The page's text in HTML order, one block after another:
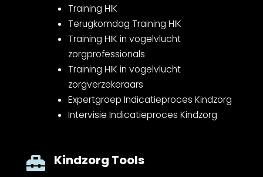
Training HIK
Terugkomdag Training HIK
Training HIK in vogelvlucht
zorgprofessionals
Training HIK in vogelvlucht
zorgverzekeraars
Expertgroep Indicatieproces Kindzorg
Intervisie Indicatieproces Kindzorg
 Kindzorg Tools